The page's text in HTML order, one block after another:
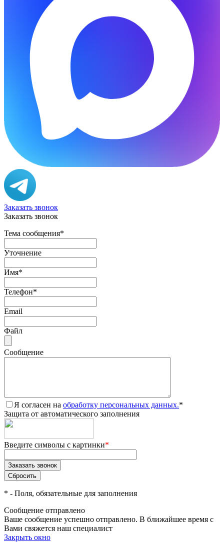
Заказать звонок
Заказать звонок
Тема сообщения*
Уточнение
Имя*
Телефон*
Email
Файл
Сообщение
Я согласен на обработку персональных данных.*
Защита от автоматического заполнения
Введите символы с картинки*
* - Поля, обязательные для заполнения
Сообщение отправлено
Ваше сообщение успешно отправлено. В ближайшее время с
Вами свяжется наш специалист
Закрыть окно